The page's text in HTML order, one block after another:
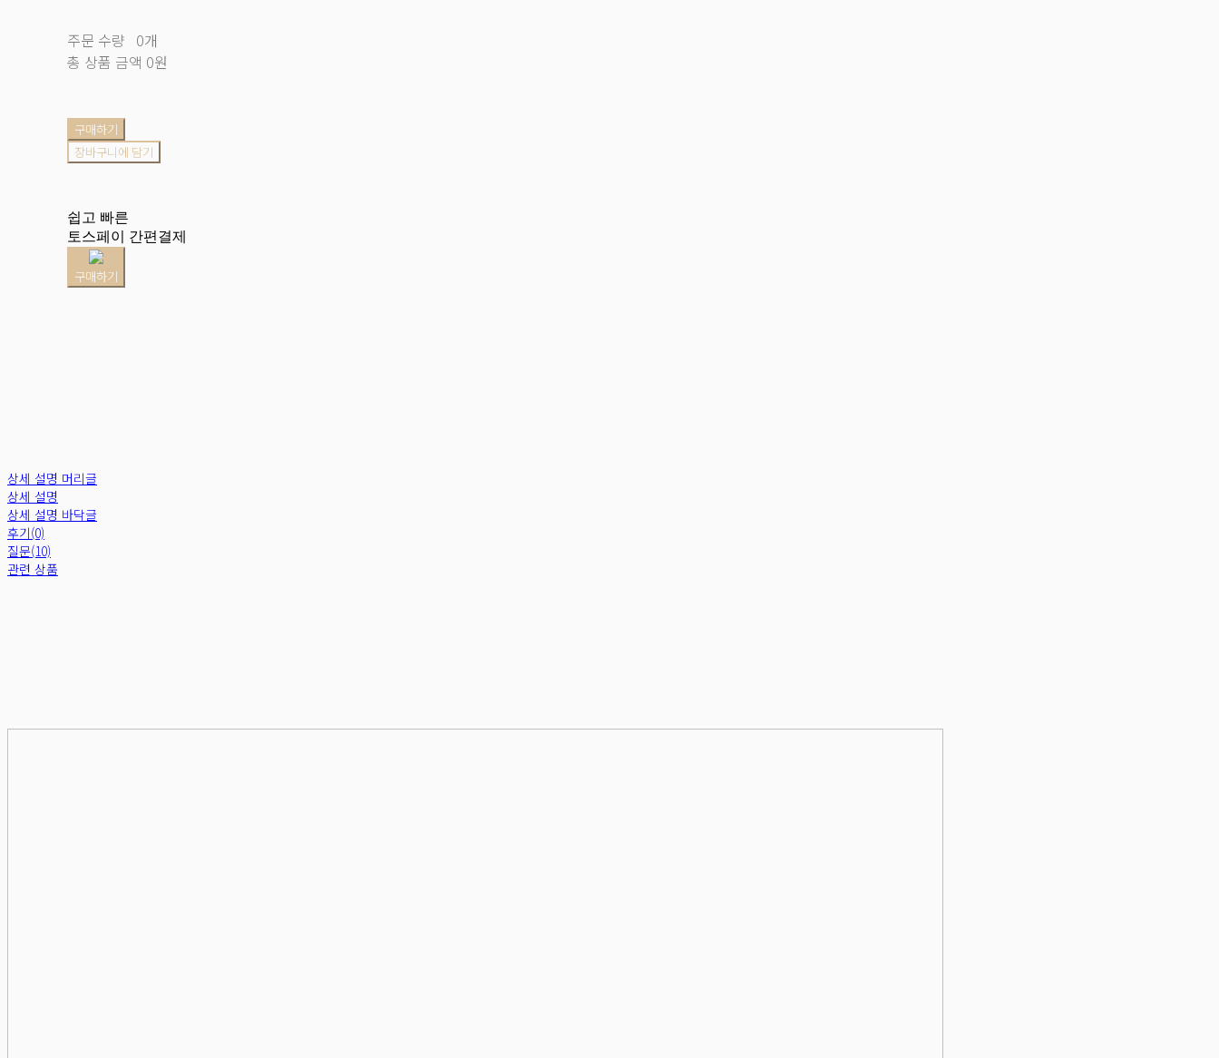
주문 수량 0개
총 상품 금액 0원
구매하기
장바구니에 담기
쉽고 빠른
토스페이 간편결제
구매하기
상세 설명 머리글
상세 설명
상세 설명 바닥글
후기(0)
질문(10)
관련 상품